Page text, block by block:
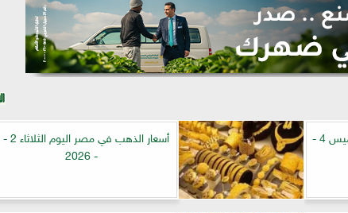
*أسعار الذهب في مصر اليوم الخميس 4 -
- 2026